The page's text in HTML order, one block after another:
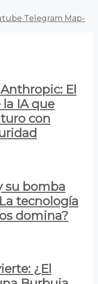
Telegram Map-
El
IA que
con
su bomba
tecnología
domina?
¿El